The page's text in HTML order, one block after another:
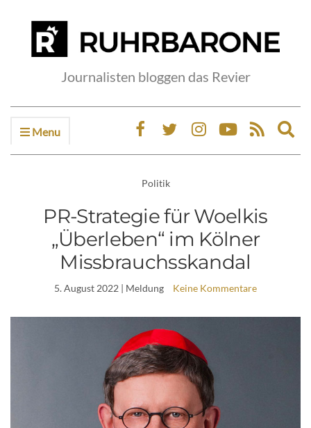
Journalisten bloggen das Revier
Menu
Politik
PR-Strategie für Woelkis
„Überleben“ im Kölner
Missbrauchsskandal
5. August 2022 | Meldung Keine Kommentare